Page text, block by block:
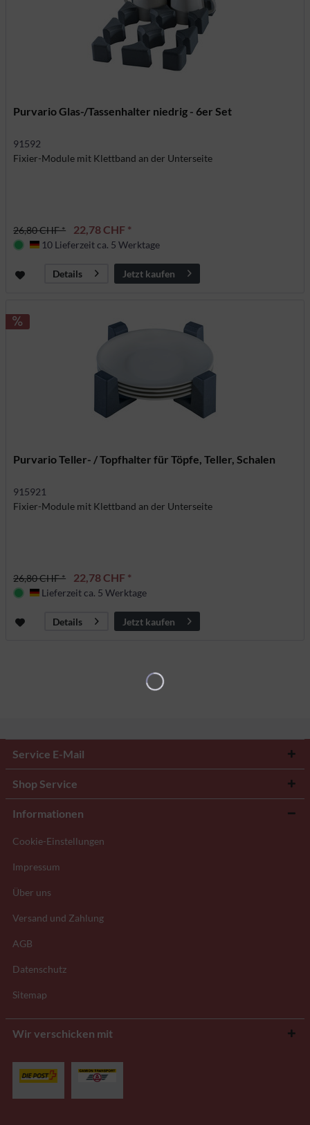
Purvario Glas-/Tassenhalter niedrig - 6er Set
91592
Fixier-Module mit Klettband an der Unterseite
26,80 CHF * 22,78 CHF *
Deutschland
10 Lieferzeit ca. 5 Werktage
Details Jetzt kaufen
Purvario Teller- / Topfhalter für Töpfe, Teller, Schalen
915921
Fixier-Module mit Klettband an der Unterseite
26,80 CHF * 22,78 CHF *
Deutschland
Lieferzeit ca. 5 Werktage
Details Jetzt kaufen
Service E-Mail
Shop Service
Informationen
Cookie-Einstellungen
Impressum
Über uns
Versand und Zahlung
AGB
Datenschutz
Sitemap
Wir verschicken mit